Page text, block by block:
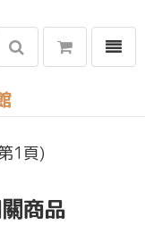
選單
1頁)
商品